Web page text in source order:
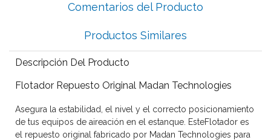
Comentarios del Producto
Productos Similares
Descripción Del Producto
Flotador Repuesto Original Madan Technologies
Asegura la estabilidad, el nivel y el correcto posicionamiento
de tus equipos de aireación en el estanque. EsteFlotador es
el repuesto original fabricado por Madan Technologies para